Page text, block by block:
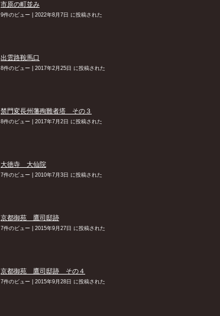
市原の町並み
9件のビュー 2022年8月7日 に投稿された
出雲路鞍馬口
8件のビュー 2017年2月25日 に投稿された
禁門変長州藩殉難者塔 その３
8件のビュー 2017年7月2日 に投稿された
大徳寺 大仙院
7件のビュー 2010年7月3日 に投稿された
京都御苑 鷹司邸跡
7件のビュー 2015年9月27日 に投稿された
京都御苑 鷹司邸跡 その４
7件のビュー 2015年9月28日 に投稿された